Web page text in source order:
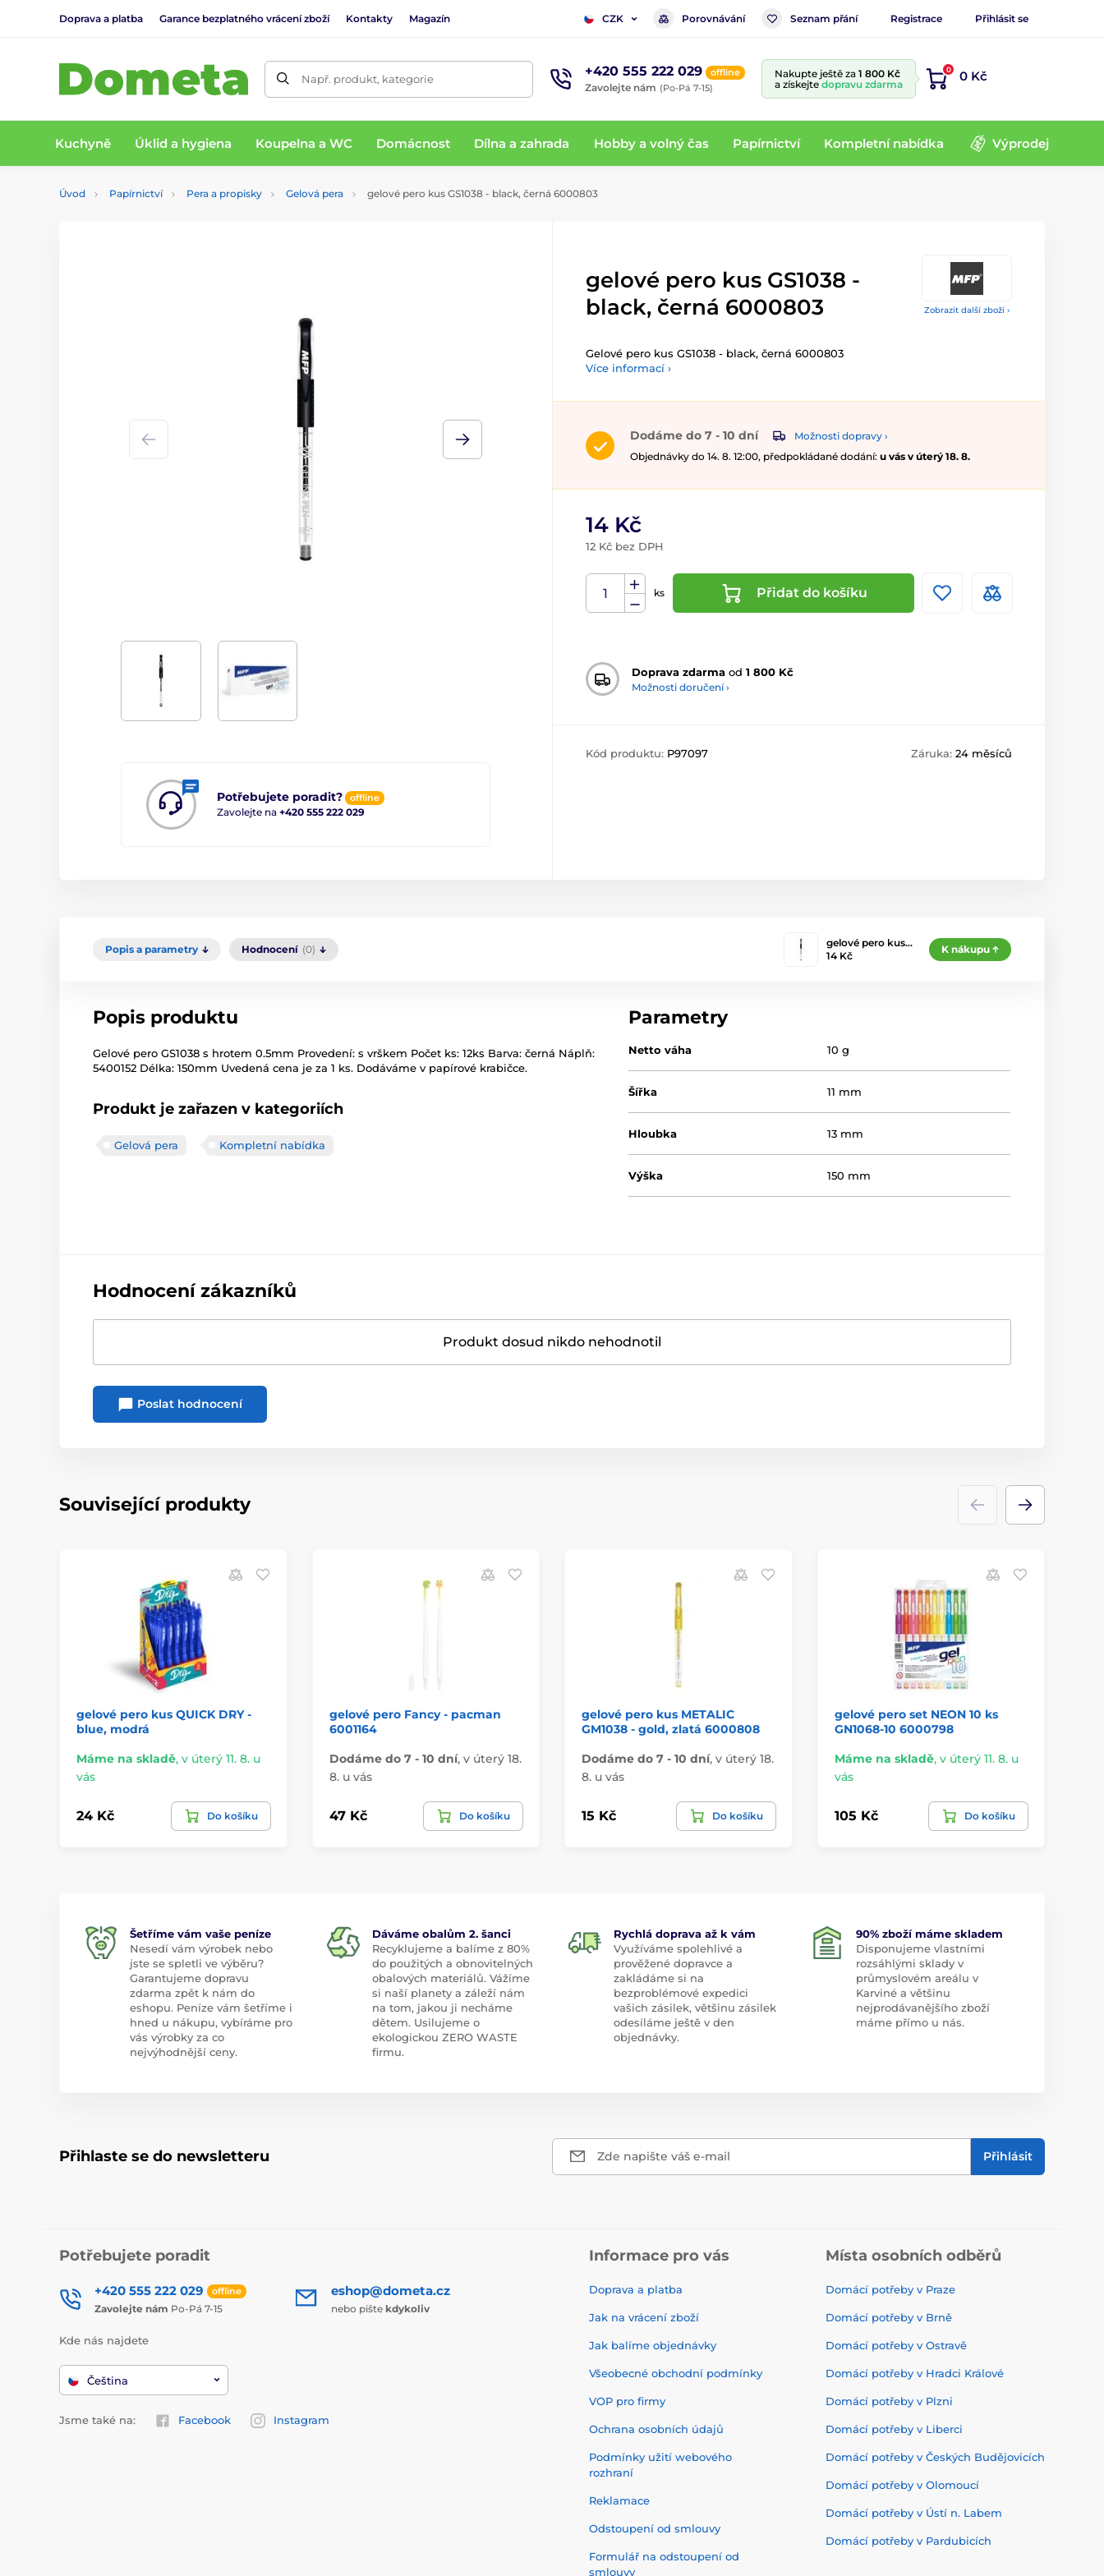
Doprava a platba Garance bezplatného vrácení zboží Kontakty Magazín CZK Porovnávání Seznam přání Registrace Přihlásit se
Např. produkt, kategorie +420 555 222 029 offline
Zavolejte nám (Po-Pá 7-15)
Nakupte ještě za 1 800 Kč
a získejte dopravu zdarma
0 0 Kč
Kuchyně Úklid a hygiena Koupelna a WC Domácnost Dílna a zahrada Hobby a volný čas Papírnictví Kompletní nabídka Výprodej
Úvod Papírnictví Pera a propisky Gelová pera gelové pero kus GS1038 - black, černá 6000803
Zobrazit další zboží ›
Potřebujete poradit? offline
Zavolejte na +420 555 222 029
gelové pero kus GS1038 -
black, černá 6000803
Gelové pero kus GS1038 - black, černá 6000803
Více informací ›
Dodáme do 7 - 10 dní
Možnosti dopravy ›
Objednávky do 14. 8. 12:00, předpokládané dodání: u vás v úterý 18. 8.
14 Kč
12 Kč bez DPH
ks Přidat do košíku
Doprava zdarma od 1 800 Kč
Možnosti doručení ›
Kód produktu: P97097 Záruka: 24 měsíců
Popis a parametry Hodnocení (0)
gelové pero kus…
14 Kč
K nákupu
Popis produktu
Gelové pero GS1038 s hrotem 0.5mm Provedení: s vrškem Počet ks: 12ks Barva: černá Náplň:
5400152 Délka: 150mm Uvedená cena je za 1 ks. Dodáváme v papírové krabičce.
Produkt je zařazen v kategoriích
Gelová pera Kompletní nabídka
Parametry
Netto váha 10 g
Šířka 11 mm
Hloubka 13 mm
Výška 150 mm
Hodnocení zákazníků
Produkt dosud nikdo nehodnotil
Poslat hodnocení
Související produkty
gelové pero kus QUICK DRY -
blue, modrá
Máme na skladě, v úterý 11. 8. u
vás
24 Kč Do košíku
gelové pero Fancy - pacman
6001164
Dodáme do 7 - 10 dní, v úterý 18.
8. u vás
47 Kč Do košíku
gelové pero kus METALIC
GM1038 - gold, zlatá 6000808
Dodáme do 7 - 10 dní, v úterý 18.
8. u vás
15 Kč Do košíku
gelové pero set NEON 10 ks
GN1068-10 6000798
Máme na skladě, v úterý 11. 8. u
vás
105 Kč Do košíku
Šetříme vám vaše peníze
Nesedí vám výrobek nebo
jste se spletli ve výběru?
Garantujeme dopravu
zdarma zpět k nám do
eshopu. Peníze vám šetříme i
hned u nákupu, vybíráme pro
vás výrobky za co
nejvýhodnější ceny.
Dáváme obalům 2. šanci
Recyklujeme a balíme z 80%
do použitých a obnovitelných
obalových materiálů. Vážíme
si naší planety a záleží nám
na tom, jakou ji necháme
dětem. Usilujeme o
ekologickou ZERO WASTE
firmu.
Rychlá doprava až k vám
Využíváme spolehlivé a
prověžené dopravce a
zakládáme si na
bezproblémové expedici
vašich zásilek, většinu zásilek
odesíláme ještě v den
objednávky.
90% zboží máme skladem
Disponujeme vlastními
rozsáhlými sklady v
průmyslovém areálu v
Karviné a většinu
nejprodávanějšího zboží
máme přímo u nás.
Přihlaste se do newsletteru Zde napište váš e-mail Přihlásit
Potřebujete poradit
+420 555 222 029 offline
Zavolejte nám Po-Pá 7-15
eshop@dometa.cz
nebo pište kdykoliv
Kde nás najdete
Čeština
Jsme také na: Facebook Instagram
Informace pro vás
Doprava a platba
Jak na vrácení zboží
Jak balíme objednávky
Všeobecné obchodní podmínky
VOP pro firmy
Ochrana osobních údajů
Podmínky užití webového
rozhraní
Reklamace
Odstoupení od smlouvy
Formulář na odstoupení od
smlouvy
Místa osobních odběrů
Domácí potřeby v Praze
Domácí potřeby v Brně
Domácí potřeby v Ostravě
Domácí potřeby v Hradci Králové
Domácí potřeby v Plzni
Domácí potřeby v Liberci
Domácí potřeby v Českých Budějovicích
Domácí potřeby v Olomoucí
Domácí potřeby v Ústí n. Labem
Domácí potřeby v Pardubicích